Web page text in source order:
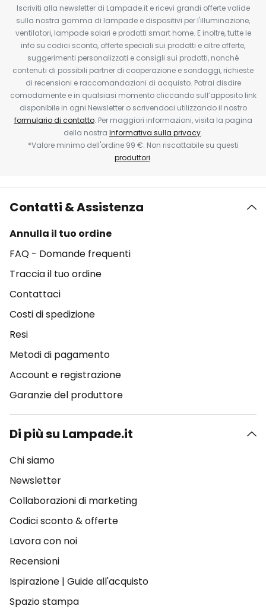
Iscriviti alla newsletter di Lampade.it e ricevi grandi offerte valide
sulla nostra gamma di lampade e dispositivi per l'illuminazione,
ventilatori, lampade solari e prodotti smart home. E inoltre, tutte le
info su codici sconto, offerte speciali sui prodotti e altre offerte,
suggerimenti personalizzati e consigli sui prodotti, nonché
contenuti di possibili partner di cooperazione e sondaggi, richieste
di recensioni e raccomandazioni di acquisto. Potrai disdire
comodamente e in qualsiasi momento cliccando sull’apposito link
disponibile in ogni Newsletter o scrivendoci utilizzando il nostro
formulario di contatto. Per maggiori informazioni, visita la pagina
della nostra Informativa sulla privacy.
*Valore minimo dell'ordine 99 €. Non riscattabile su questi
produttori.
Contatti & Assistenza
Annulla il tuo ordine
FAQ - Domande frequenti
Traccia il tuo ordine
Contattaci
Costi di spedizione
Resi
Metodi di pagamento
Account e registrazione
Garanzie del produttore
Di più su Lampade.it
Chi siamo
Newsletter
Collaborazioni di marketing
Codici sconto & offerte
Lavora con noi
Recensioni
Ispirazione | Guide all'acquisto
Spazio stampa